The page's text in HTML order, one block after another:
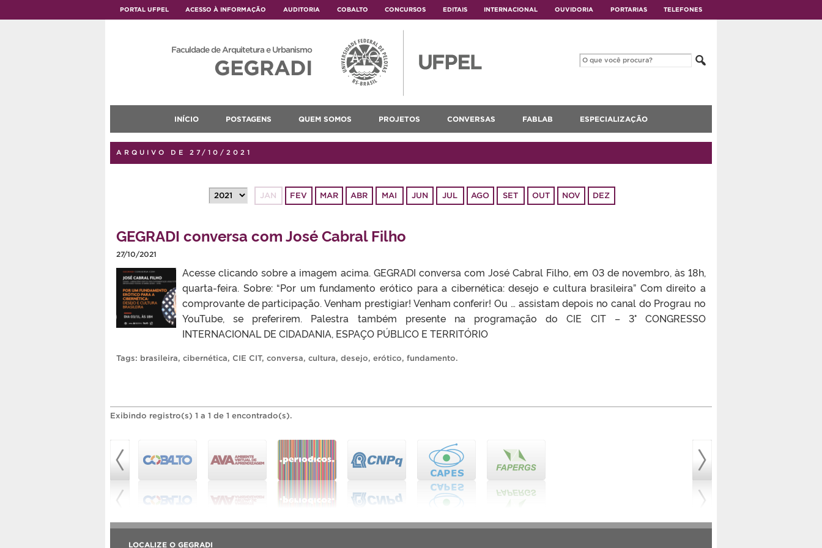
PORTAL UFPEL ACESSO À INFORMAÇÃO AUDITORIA COBALTO CONCURSOS EDITAIS INTERNACIONAL OUVIDORIA PORTARIAS TELEFONES
Faculdade de Arquitetura e Urbanismo
GEGRADI
INÍCIO POSTAGENS QUEM SOMOS PROJETOS CONVERSAS FABLAB ESPECIALIZAÇÃO
ARQUIVO DE 27/10/2021
JAN FEV MAR ABR MAI JUN JUL AGO SET OUT NOV DEZ
GEGRADI conversa com José Cabral Filho
27/10/2021
Acesse clicando sobre a imagem acima. GEGRADI conversa com José Cabral Filho, em 03 de novembro, às 18h,
quarta-feira. Sobre: “Por um fundamento erótico para a cibernética: desejo e cultura brasileira” Com direito a
comprovante de participação. Venham prestigiar! Venham conferir! Ou … assistam depois no canal do Prograu no
YouTube, se preferirem. Palestra também presente na programação do CIE CIT – 3° CONGRESSO
INTERNACIONAL DE CIDADANIA, ESPAÇO PÚBLICO E TERRITÓRIO
Tags: brasileira, cibernética, CIE CIT, conversa, cultura, desejo, erótico, fundamento.
Exibindo registro(s) 1 a 1 de 1 encontrado(s).
LOCALIZE O GEGRADI